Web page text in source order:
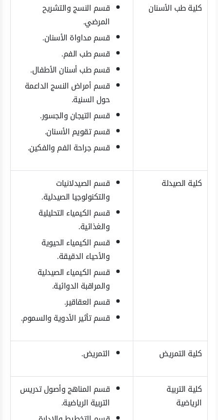
كلية طب الأسنان
قسم النسج والتشريح
المرضي.
قسم مداواة الأسنان.
قسم طب الفم.
قسم طب أسنان الأطفال.
قسم أمراض النسج الداعمة
حول السنية.
قسم التيجان والجسور.
قسم تقويم الأسنان.
قسم جراحة الفم والفكين.
كلية الصيدلة
قسم الصيدلانيات
والتكنولوجيا الصيدلية.
قسم الكيمياء التحليلية
والغذائية.
قسم الكيمياء الحيوية
والأحياء الدقيقة.
قسم الكيمياء الصيدلية
والمراقبة الدوائية.
قسم العقاقير.
قسم تأثير الأدوية والسموم.
كلية التمريض التمريض.
كلية التربية
الرياضية
قسم المناهج وأصول تدريس
التربية الرياضية.